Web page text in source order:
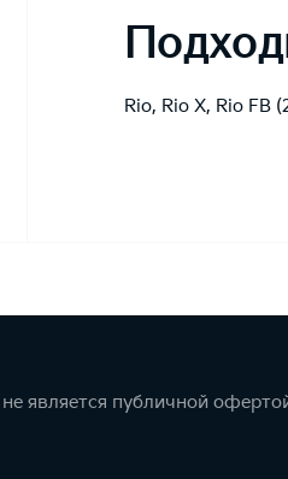
Rio, Rio X, Rio FB
является публичной